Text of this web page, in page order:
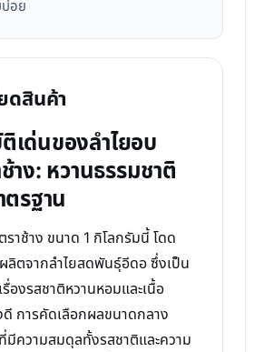
อย
ดสินค้า
ด่นของลำไยอบ
าง: หวานธรรมชาติ
ตรฐาน
ราช้าง ขนาด 1 กิโลกรัมนี้ โดด
ลิตจากลำไยสดพันธุ์อีดอ ซึ่งเป็น
องรสชาติหวานหอมและเนื้อ
การคัดเลือกผลขนาดกลาง
ที่มีความสมดุลทั้งรสชาติและความ